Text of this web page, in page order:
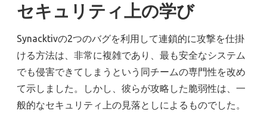
セキュリティ上の学び
Synacktivの2つのバグを利用して連鎖的に攻撃を仕掛
ける方法は、非常に複雑であり、最も安全なシステム
でも侵害できてしまうという同チームの専門性を改め
て示しました。しかし、彼らが攻略した脆弱性は、一
般的なセキュリティ上の見落としによるものでした。